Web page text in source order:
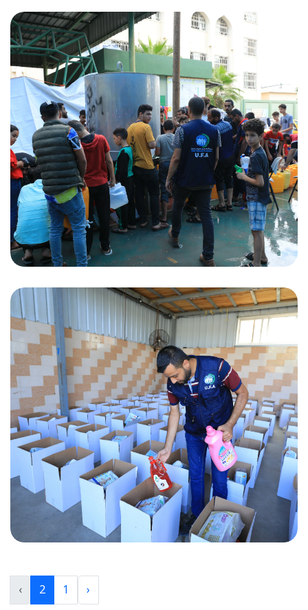
‹
1
2
›